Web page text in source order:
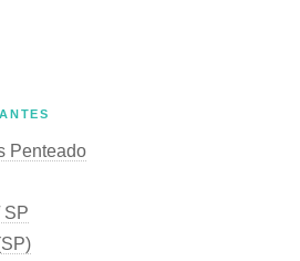
Penteado
SP